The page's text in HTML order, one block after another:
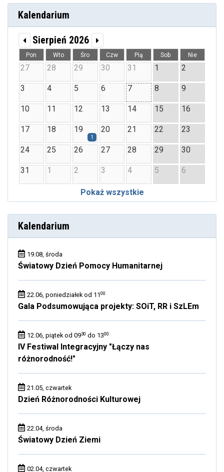
Kalendarium
Sierpień 2026
Pon Wto Śro Czw Pią Sob Nie
27 28 29 30 31 1 2
3 4 5 6 7 8 9
10 11 12 13 14 15 16
17 18 19
1
20 21 22 23
24 25 26 27 28 29 30
31 1 2 3 4 5 6
Pokaż wszystkie
Kalendarium
19.08, środa
Światowy Dzień Pomocy Humanitarnej
22.06, poniedziałek od 1100
Gala Podsumowująca projekty: SOiT, RR i SzLEm
12.06, piątek od 0930 do 1300
IV Festiwal Integracyjny "Łączy nas
różnorodność!"
21.05, czwartek
Dzień Różnorodności Kulturowej
22.04, środa
Światowy Dzień Ziemi
02.04, czwartek